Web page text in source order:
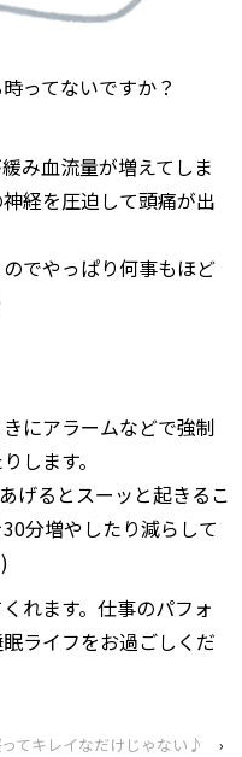
ってないですか？
み血流量が増えてしま
経を圧迫して頭痛が出
でやっぱり何事もほど
にアラームなどで強制
します。
げるとスーッと起きるこ
分増やしたり減らして
れます。仕事のパフォ
ライフをお過ごしくだ
てキレイなだけじゃない♪ ›